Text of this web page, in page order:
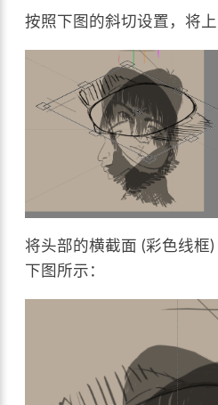
按照下图的斜切设置，将上
将头部的横截面 (彩色线框
下图所示：